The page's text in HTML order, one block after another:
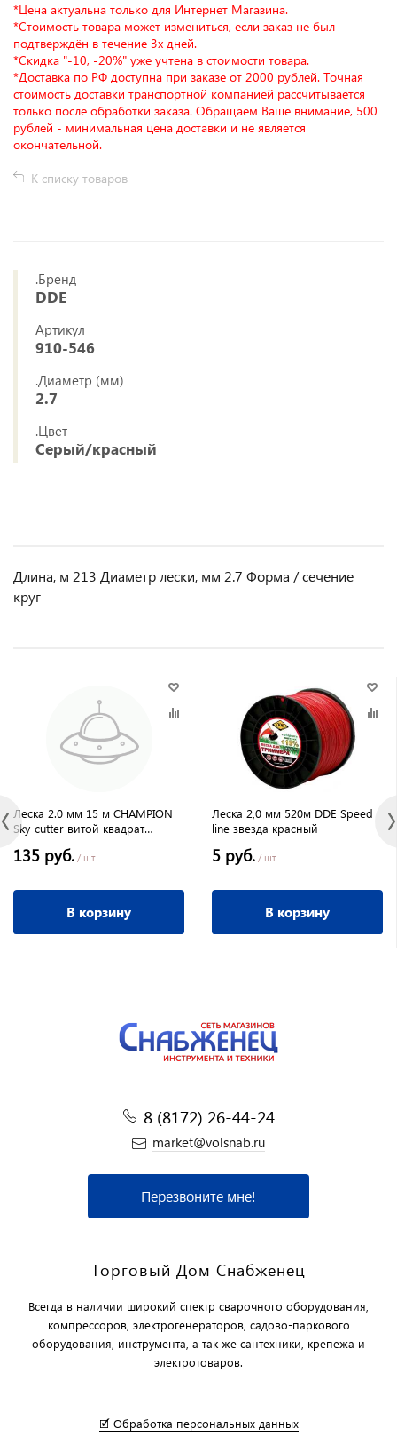
*Цена актуальна только для Интернет Магазина.
*Стоимость товара может измениться, если заказ не был
подтверждён в течение 3х дней.
*Скидка "-10, -20%" уже учтена в стоимости товара.
*Доставка по РФ доступна при заказе от 2000 рублей. Точная
стоимость доставки транспортной компанией рассчитывается
только после обработки заказа. Обращаем Ваше внимание, 500
рублей - минимальная цена доставки и не является
окончательной.
К списку товаров
.Бренд
DDE
Артикул
910-546
.Диаметр (мм)
2.7
.Цвет
Серый/красный
Длина, м 213 Диаметр лески, мм 2.7 Форма / сечение
круг
Леска 2.0 мм 15 м CHAMPION
Sky-cutter витой квадрат
уровнем шума)
135 руб. / шт
В корзину
Леска 2,0 мм 520м DDE Speed
line звезда красный
5 руб. / шт
В корзину
8 (8172) 26-44-24
market@volsnab.ru
Перезвоните мне!
Торговый Дом Снабженец
Всегда в наличии широкий спектр сварочного оборудования,
компрессоров, электрогенераторов, садово-паркового
оборудования, инструмента, а так же сантехники, крепежа и
электротоваров.
🗹 Обработка персональных данных